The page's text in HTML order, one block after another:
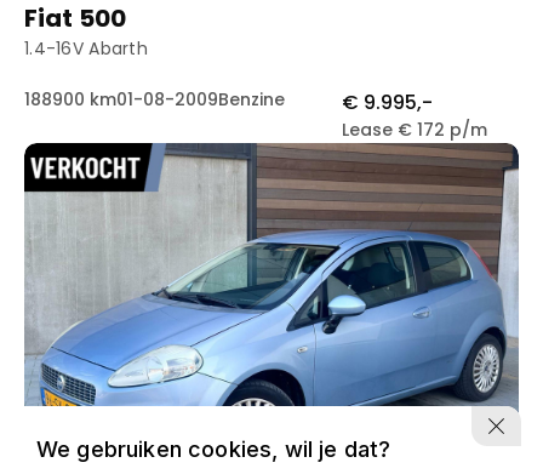
Fiat 500
1.4-16V Abarth
188900 km01-08-2009Benzine € 9.995,-
Lease € 172 p/m
We gebruiken cookies, wil je dat?